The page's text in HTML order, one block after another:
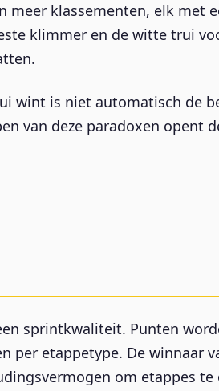
meer klassementen, elk met
klimmer en de witte trui
wint is niet automatisch de
van deze paradoxen opent
sprintkwaliteit. Punten
per etappetype. De winnaar
om etappes te